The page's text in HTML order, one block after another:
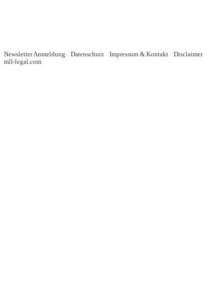
Newsletter Anmeldung Datenschutz Impressum & Kontakt
Disclaimer
mll-legal.com